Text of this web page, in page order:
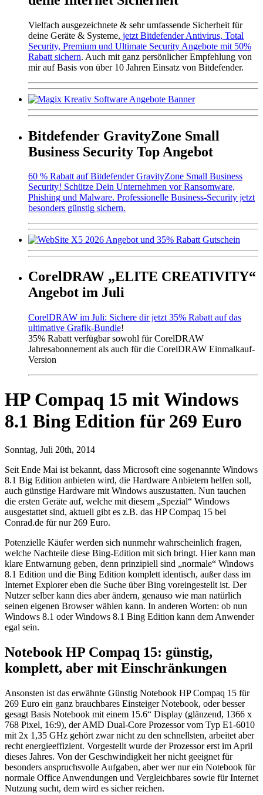
Vielfach ausgezeichnete & sehr umfassende Sicherheit für
deine Geräte & Systeme, jetzt Bitdefender Antivirus, Total
Security, Premium und Ultimate Security Angebote mit 50%
Rabatt sichern. Auch mit ganz persönlicher Empfehlung von
mir auf Basis von über 10 Jahren Einsatz von Bitdefender.
Bitdefender GravityZone Small
Business Security Top Angebot
60 % Rabatt auf Bitdefender GravityZone Small Business
Security! Schütze Dein Unternehmen vor Ransomware,
Phishing und Malware. Professionelle Business-Security jetzt
besonders günstig sichern.
CorelDRAW „ELITE CREATIVITY“
Angebot im Juli
CorelDRAW im Juli: Sichere dir jetzt 35% Rabatt auf das
ultimative Grafik-Bundle!
35% Rabatt verfügbar sowohl für CorelDRAW
Jahresabonnement als auch für die CorelDRAW Einmalkauf-
Version
HP Compaq 15 mit Windows
8.1 Bing Edition für 269 Euro
Sonntag, Juli 20th, 2014
Seit Ende Mai ist bekannt, dass Microsoft eine sogenannte Windows
8.1 Big Edition anbieten wird, die Hardware Anbietern helfen soll,
auch günstige Hardware mit Windows auszustatten. Nun tauchen
die ersten Geräte auf, welche mit diesem „Spezial“ Windows
ausgestattet sind, aktuell gibt es z.B. das HP Compaq 15 bei
Conrad.de für nur 269 Euro.
Potenzielle Käufer werden sich nunmehr wahrscheinlich fragen,
welche Nachteile diese Bing-Edition mit sich bringt. Hier kann man
klare Entwarnung geben, denn prinzipiell sind „normale“ Windows
8.1 Edition und die Bing Edition komplett identisch, außer dass im
Internet Explorer eben die Suche über Bing voreingestellt ist. Der
Nutzer selber kann dies aber ändern, genauso wie man natürlich
seinen eigenen Browser wählen kann. In anderen Worten: ob nun
Windows 8.1 oder Windows 8.1 Bing Edition kann dem Anwender
egal sein.
Notebook HP Compaq 15: günstig,
komplett, aber mit Einschränkungen
Ansonsten ist das erwähnte Günstig Notebook HP Compaq 15 für
269 Euro ein ganz brauchbares Einsteiger Notebook, oder besser
gesagt Basis Notebook mit einem 15.6“ Display (glänzend, 1366 x
768 Pixel, 16:9), der AMD Dual-Core Prozessor vom Typ E1-6010
mit 2x 1,35 GHz gehört zwar nicht zu den schnellsten, arbeitet aber
recht energieeffizient. Vorgestellt wurde der Prozessor erst im April
dieses Jahres. Von der Geschwindigkeit her nicht geeignet für
besonders anspruchsvolle Aufgaben, aber wer nur ein Notebook für
normale Office Anwendungen und Vergleichbares sowie für Internet
Nutzung sucht, dem wird es sicher reichen.